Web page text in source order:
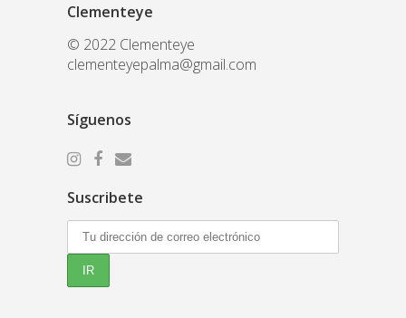
Clementeye
© 2022 Clementeye
clementeyepalma@gmail.com
Síguenos
Suscribete